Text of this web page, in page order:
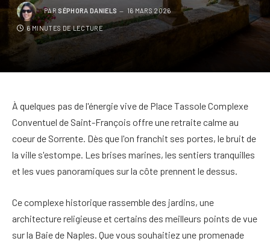
PAR SÉPHORA DANIELS 16 MARS 2026
6 MINUTES DE LECTURE
À quelques pas de l'énergie vive de Place Tassole Complexe
Conventuel de Saint-François offre une retraite calme au
coeur de Sorrente. Dès que l'on franchit ses portes, le bruit de
la ville s'estompe. Les brises marines, les sentiers tranquilles
et les vues panoramiques sur la côte prennent le dessus.
Ce complexe historique rassemble des jardins, une
architecture religieuse et certains des meilleurs points de vue
sur la Baie de Naples . Que vous souhaitiez une promenade